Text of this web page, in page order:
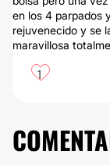
en los 4 parpados
rejuvenecido y se
maravillosa
1